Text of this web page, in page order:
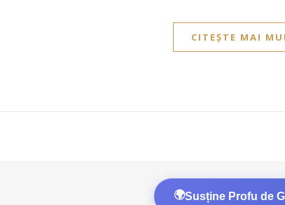
CITEȘTE MAI
🌍Susține Profu de